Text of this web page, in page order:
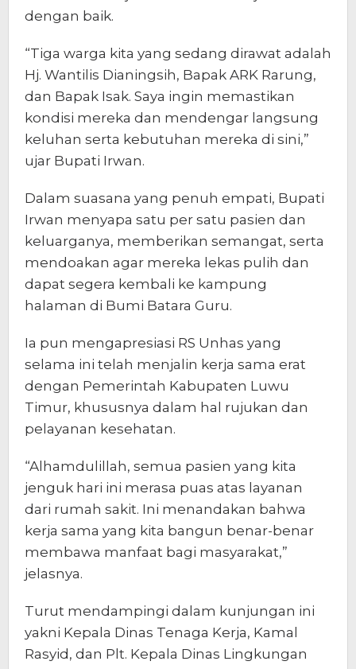
dengan baik.
“Tiga warga kita yang sedang dirawat adalah
Hj. Wantilis Dianingsih, Bapak ARK Rarung,
dan Bapak Isak. Saya ingin memastikan
kondisi mereka dan mendengar langsung
keluhan serta kebutuhan mereka di sini,”
ujar Bupati Irwan.
Dalam suasana yang penuh empati, Bupati
Irwan menyapa satu per satu pasien dan
keluarganya, memberikan semangat, serta
mendoakan agar mereka lekas pulih dan
dapat segera kembali ke kampung
halaman di Bumi Batara Guru.
Ia pun mengapresiasi RS Unhas yang
selama ini telah menjalin kerja sama erat
dengan Pemerintah Kabupaten Luwu
Timur, khususnya dalam hal rujukan dan
pelayanan kesehatan.
“Alhamdulillah, semua pasien yang kita
jenguk hari ini merasa puas atas layanan
dari rumah sakit. Ini menandakan bahwa
kerja sama yang kita bangun benar-benar
membawa manfaat bagi masyarakat,”
jelasnya.
Turut mendampingi dalam kunjungan ini
yakni Kepala Dinas Tenaga Kerja, Kamal
Rasyid, dan Plt. Kepala Dinas Lingkungan